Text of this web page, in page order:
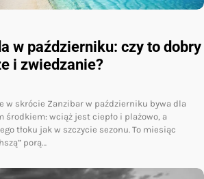
w październiku: czy to dobry
i zwiedzanie?
w skrócie Zanzibar w październiku bywa dla
środkiem: wciąż jest ciepło i plażowo, a
tłoku jak w szczycie sezonu. To miesiąc
porą…